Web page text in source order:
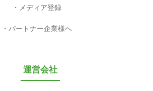
メディア登録
パートナー企業様へ
運営会社